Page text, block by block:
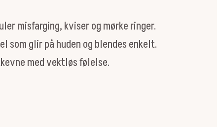
misfarging, kviser og mørke ringer.
som glir på huden og blendes enkelt.
med vektløs følelse.